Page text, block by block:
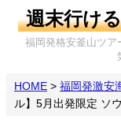
週末行け
福岡発格安釜山ツア
HOME > 福岡発激安
ル】5月出発限定 ソ